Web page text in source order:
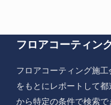
フロアコーティン
フロアコーティング施
をもとにレポートして
から特定の条件で検索